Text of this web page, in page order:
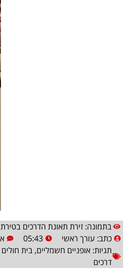
בתמונה: זירת תאונת הדרכים
כתב: עורך ראשי 05:43
תגיות: אופניים חשמליים, בית
דרכים